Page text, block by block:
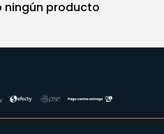
ningún producto